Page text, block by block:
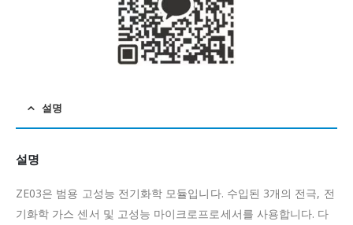
설명
설명
ZE03은 범용 고성능 전기화학 모듈입니다. 수입된 3개의 전극, 전
기화학 가스 센서 및 고성능 마이크로프로세서를 사용합니다. 다